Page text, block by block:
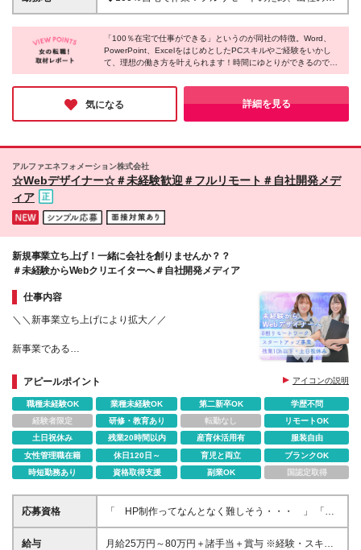
Googleスプレッドシート、ファイルを複数人で共有
ーションを行った経験 オンラインミーティングを行
いますので、Webカメラを使用し、お顔を合わせてお
話しできる環境が整っている方を対象としています。
専門スキル>HTMLやCSSの知識、デザイン制作経
験、Power Platformなどでの開発経験 ★学歴不問、ブ
※トレーニング期間中（1ヶ月程度）も時間報酬は
1,150円です
要はありません。 ≪本社≫ 東京都中央区銀座6-14-8
※業務には在宅ワークのできる環境が必要です。 ≪作
業をするにあたって必要な環境≫ ※スタートまでにご
自身のPCまたは、ご自身で手配したレンタルPC（下
記の環境設定が可能なもの）をご用意ください。
■OS Windows： 11以上（Microsoft公式要件を満たす
もの） Mac： 公式サポート（OSアップデート）対象
ュリティリスクの観点から当社では使用できません。
■周辺機器・ソフト ・セキュリティソフト ・有料の
ポートが終了していないもの） ・パソコン用のWeb
Web上で⾏うため、パソコンとネット環境があれば世
界中のどこからでも働けます！
「100％在宅で仕事ができる」というのが同社の特徴。Word、
PowerPoint、ExcelをはじめとしたPCスキルやご経験をいかし
て、理想の働き方を叶えられます！時間にゆとりができるので、
「資格勉強などのスキルアップに時間を使えるようになった」と
いう方も多いのだとか。「仕事のやりがいとプライベートを両立
したい」そんな想いをお持ちの方にピッタリの求人だと思いまし
た！
気になる 詳細を見る
アルファエネフォメーション株式会社
☆Webデザイナー☆＃未経験歓迎＃フルリモート＃自社開発メデ
ィア
新規事業立ち上げ！一緒に会社を創りませんか？？
＃未経験からWebクリエイターへ＃自社開発メディア
仕事内容
＼＼新事業立ち上げにより拡大／／
新事業である
最先端で働きたい方大歓迎！
動機は「Webデザイナー・Webマーケターってなん
か興味がある」だけで大丈夫
アピールポイント アイコンの説明
職種未経験OK 業種未経験OK 第二新卒OK
学歴不問
経験者限定
研修・教育あり 転勤なし
リモートOK
土日祝休み
残業20時間以内 産育休活用有
服装自由
女性管理職在籍
休日120日～ 育児と両立
ブランクOK
時短勤務あり
資格取得支援 副業OK 国認定取得
応募資格
「 HP制作ってなんとなく難しそう・・・ 」 「
デザイナー？マーケティングってナニ・・・ 」 と
いう未経験の方でも安心してご応募ください！ 充実
給与
月給25万円～80万円＋諸手当＋賞与 ※経験・スキル